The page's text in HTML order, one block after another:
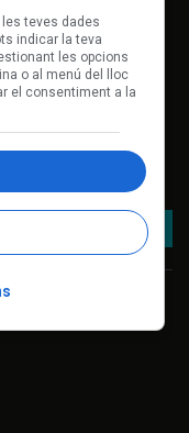
Tel. 93 237 08 05
teves dades
indicar la teva
les opcions
o al menú del lloc
el consentiment a la